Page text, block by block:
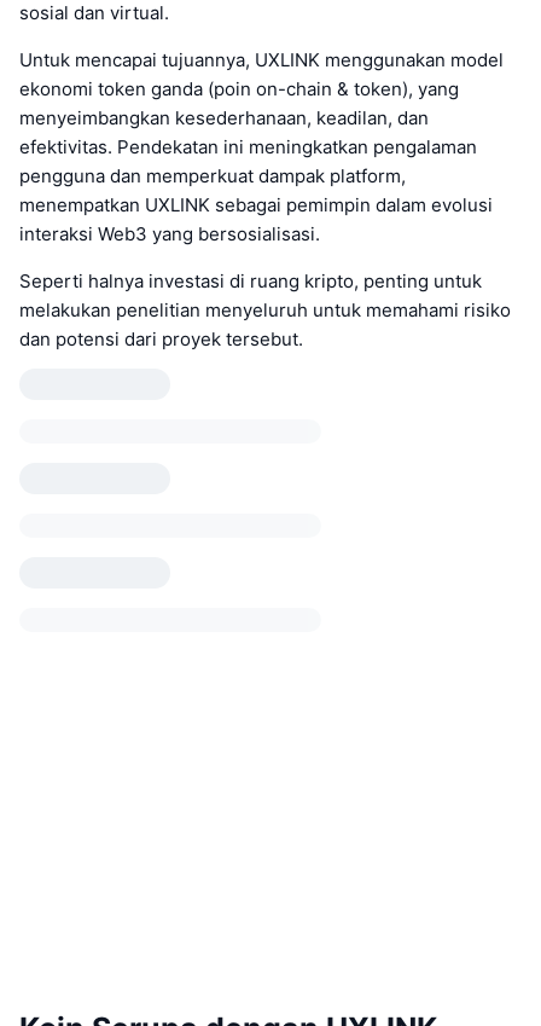
sosial dan virtual.
Untuk mencapai tujuannya, UXLINK menggunakan model
ekonomi token ganda (poin on-chain & token), yang
menyeimbangkan kesederhanaan, keadilan, dan
efektivitas. Pendekatan ini meningkatkan pengalaman
pengguna dan memperkuat dampak platform,
menempatkan UXLINK sebagai pemimpin dalam evolusi
interaksi Web3 yang bersosialisasi.
Seperti halnya investasi di ruang kripto, penting untuk
melakukan penelitian menyeluruh untuk memahami risiko
dan potensi dari proyek tersebut.